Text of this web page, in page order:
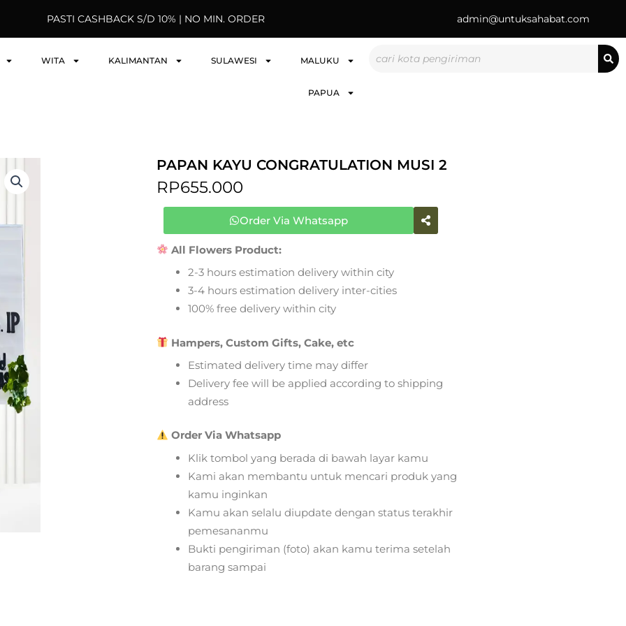
PASTI CASHBACK S/D 10% | NO MIN. ORDER admin@untuksahabat.com
WITA KALIMANTAN SULAWESI MALUKU
PAPUA
PAPAN KAYU CONGRATULATION MUSI 2
RP655.000
Order Via Whatsapp
All Flowers Product:
2-3 hours estimation delivery within city
3-4 hours estimation delivery inter-cities
100% free delivery within city
Hampers, Custom Gifts, Cake, etc
Estimated delivery time may differ
Delivery fee will be applied according to shipping
address
Order Via Whatsapp
Klik tombol yang berada di bawah layar kamu
Kami akan membantu untuk mencari produk yang
kamu inginkan
Kamu akan selalu diupdate dengan status terakhir
pemesananmu
Bukti pengiriman (foto) akan kamu terima setelah
barang sampai